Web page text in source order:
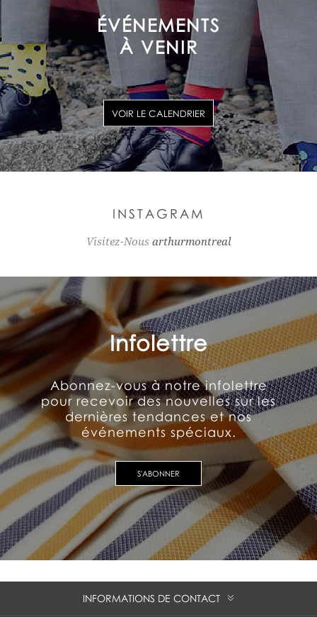
ÉVÉNEMENTS
À VENIR
VOIR LE CALENDRIER
INSTAGRAM
Visitez-Nous arthurmontreal
Infolettre
Abonnez-vous à notre infolettre
pour recevoir des nouvelles sur les
dernières tendances et nos
événements spéciaux.
S'ABONNER
INFORMATIONS DE CONTACT